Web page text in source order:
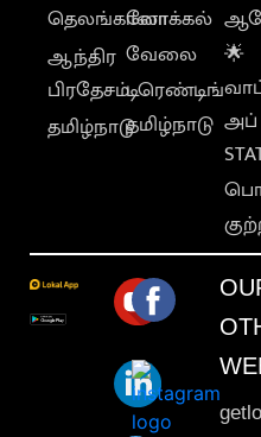
தெலங்கானா
ஆந்திர
பிரதேசம்
தமிழ்நாடு
லோக்கல்
வேலை
டிரெண்டிங்
தமிழ்நாடு
🌟
அப்